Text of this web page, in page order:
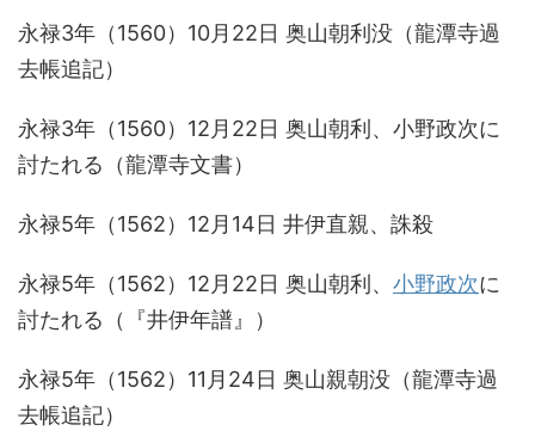
永禄3年（1560）10月22日 奥山朝利没（龍潭寺過
去帳追記）
永禄3年（1560）12月22日 奥山朝利、小野政次に
討たれる（龍潭寺文書）
永禄5年（1562）12月14日 井伊直親、誅殺
永禄5年（1562）12月22日 奥山朝利、 小野政次に
討たれる（『井伊年譜』）
永禄5年（1562）11月24日 奥山親朝没（龍潭寺過
去帳追記）